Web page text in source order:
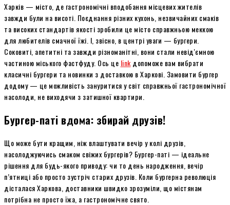
Харків — місто, де гастрономічні вподобання місцевих жителів
завжди були на висоті. Поєднання різних кухонь, незвичайних смаків
та високих стандартів якості зробили це місто справжньою меккою
для любителів смачної їжі. І, звісно, в центрі уваги — бургери.
Соковиті, апетитні та завжди різноманітні, вони стали невід'ємною
частиною міського фастфуду. Ось це link допоможе вам вибрати
класичні бургери та новинки з доставкою в Харкові. Замовити бургер
додому — це можливість зануритися у світ справжньої гастрономічної
насолоди, не виходячи з затишної квартири.
Бургер-паті вдома: збирай друзів!
Що може бути кращим, ніж влаштувати вечір у колі друзів,
насолоджуючись смаком свіжих бургерів? Бургер-паті — ідеальне
рішення для будь-якого приводу: чи то день народження, вечір
п’ятниці або просто зустріч старих друзів. Коли бургерна революція
дісталася Харкова, доставники швидко зрозуміли, що містянам
потрібна не просто їжа, а гастрономічне свято.